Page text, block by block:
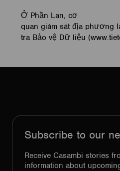
Ở Phần Lan, cơ
quan giám sát địa phương
tra Bảo vệ Dữ liệu
Subscribe to our
Receive Casambi stories
information about